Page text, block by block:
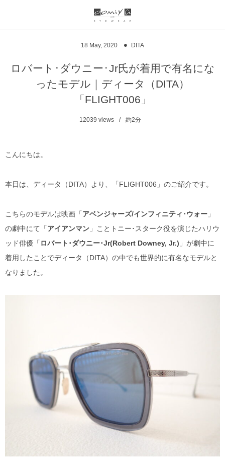
18 May, 2020 DITA
ロバート･ダウニー･Jr氏が着用で有名にな
ったモデル｜ディータ（DITA）
「FLIGHT006」
12039 views 約2分
こんにちは。
本日は、ディータ（DITA）より、「FLIGHT006」のご紹介です。
こちらのモデルは映画「アベンジャーズ/インフィニティ･ウォー 」
の劇中にて「アイアンマン 」ことトニー･スターク役を演じたハリウ
ッド俳優「 ロバート･ダウニー･Jr(Robert Downey, Jr.) 」が劇中に
着用したことでディータ（DITA）の中でも世界的に有名なモデルと
なりました。
999.9 feelsun
chrome hearts
CHANEL
DITA
EYEVAN
E5 eyevan
JACQUES MARIE MAGE
アイウェアサイト